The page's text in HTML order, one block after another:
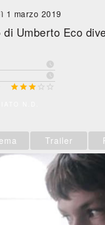
1 marzo 2019
Umberto Eco


  
Trailer